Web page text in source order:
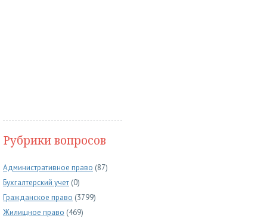
Рубрики вопросов
Административное право (87)
Бухгалтерский учет (0)
Гражданское право (3799)
Жилищное право (469)